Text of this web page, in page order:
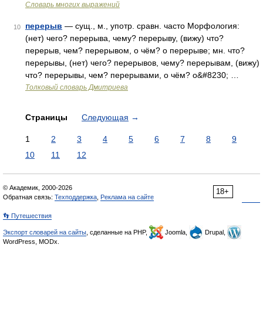
Словарь многих выражений
10 перерыв — сущ., м., употр. сравн. часто Морфология:
(нет) чего? перерыва, чему? перерыву, (вижу) что?
перерыв, чем? перерывом, о чём? о перерыве; мн. что?
перерывы, (нет) чего? перерывов, чему? перерывам, (вижу)
что? перерывы, чем? перерывами, о чём? о&#8230; …
Толковый словарь Дмитриева
Страницы Следующая →
1 2 3 4 5 6 7 8
9
10
11 12
18+
© Академик, 2000-2026
Обратная связь: Техподдержка Реклама на сайте
👣 Путешествия
Экспорт словарей на сайты , сделанные на PHP, Joomla,
Drupal,
WordPress, MODx.